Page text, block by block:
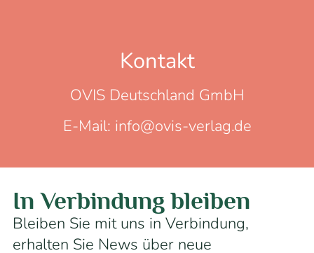
Kontakt
OVIS Deutschland GmbH
E-Mail: info@ovis-verlag.de
In Verbindung bleiben
Bleiben Sie mit uns in Verbindung,
erhalten Sie News über neue